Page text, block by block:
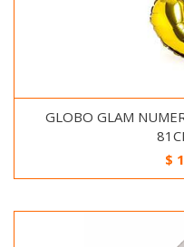
GLOBO GLAM
$